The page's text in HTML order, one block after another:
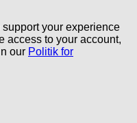
your experience
access to your account,
our Politik for